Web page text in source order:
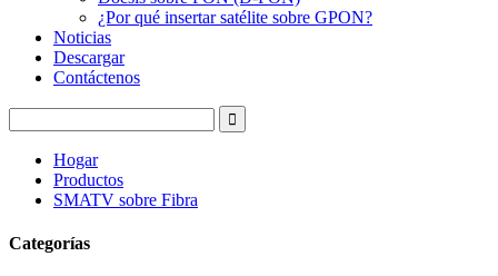
¿Por qué insertar satélite sobre GPON?
Noticias
Descargar
Contáctenos
Hogar
Productos
SMATV sobre Fibra
Categorías